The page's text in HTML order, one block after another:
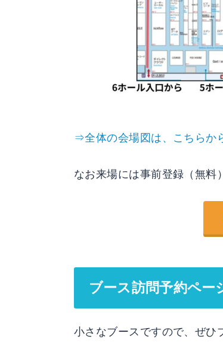
⇒全体の会場図は、こちらか
なお来場には事前登録（無料
ブース訪問予約ペー
小さなブースですので、ぜひ